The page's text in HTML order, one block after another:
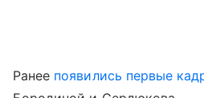
Ранее появились первые